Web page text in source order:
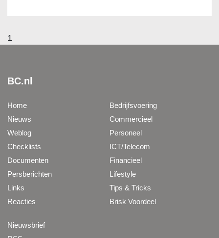
1
BC.nl
Home
Nieuws
Weblog
Checklists
Documenten
Persberichten
Links
Reacties
Bedrijfsvoering
Commercieel
Personeel
ICT/Telecom
Financieel
Lifestyle
Tips & Tricks
Brisk Voordeel
Nieuwsbrief